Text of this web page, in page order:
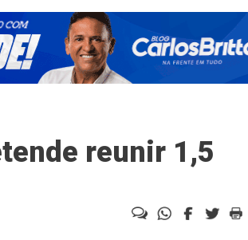
reunir 1,5